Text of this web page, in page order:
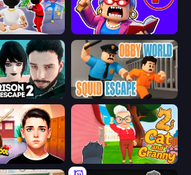
2
Escape from School: Runaway Cat and Granny 2